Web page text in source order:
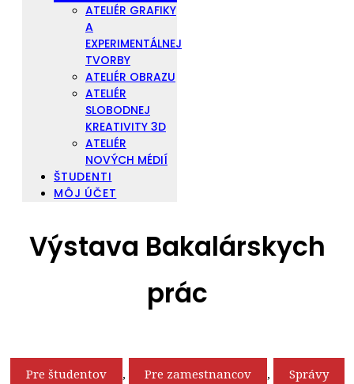
ATELIÉR GRAFIKY
A
EXPERIMENTÁLNEJ
TVORBY
ATELIÉR OBRAZU
ATELIÉR
SLOBODNEJ
KREATIVITY 3D
ATELIÉR
NOVÝCH MÉDIÍ
ŠTUDENTI
MÔJ ÚČET
Výstava Bakalárskych
prác
Pre študentov , Pre zamestnancov , Správy